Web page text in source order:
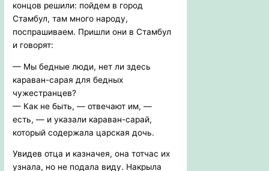
концов решили: пойдем в город
Стамбул, там много народу,
поспрашиваем. Пришли они в Стамбул
и говорят:
— Мы бедные люди, нет ли здесь
караван-сарая для бедных
чужестранцев?
— Как не быть, — отвечают им, —
есть, — и указали караван-сарай,
который содержала царская дочь.
Увидев отца и казначея, она тотчас их
узнала, но не подала виду. Накрыла